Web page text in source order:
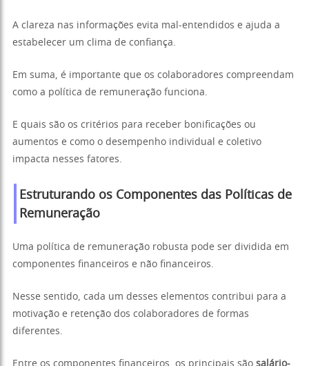
A clareza nas informações evita mal-entendidos e ajuda a
estabelecer um clima de confiança.
Em suma, é importante que os colaboradores compreendam
como a política de remuneração funciona.
E quais são os critérios para receber bonificações ou
aumentos e como o desempenho individual e coletivo
impacta nesses fatores.
Estruturando os Componentes das Políticas de
Remuneração
Uma política de remuneração robusta pode ser dividida em
componentes financeiros e não financeiros.
Nesse sentido, cada um desses elementos contribui para a
motivação e retenção dos colaboradores de formas
diferentes.